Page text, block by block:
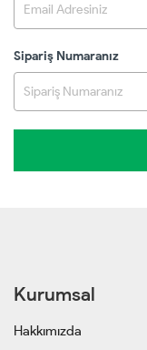
Sipariş Numaranız
Kurumsal
Hakkımızda